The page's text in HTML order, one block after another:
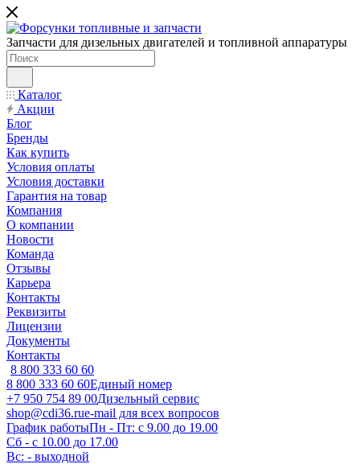
Запчасти для дизельных двигателей и топливной аппаратуры
Каталог
Акции
Блог
Бренды
Как купить
Условия оплаты
Условия доставки
Гарантия на товар
Компания
О компании
Новости
Команда
Отзывы
Карьера
Контакты
Реквизиты
Лицензии
Документы
Контакты
8 800 333 60 60
8 800 333 60 60Единый номер
+7 950 754 89 00Дизельный сервис
shop@cdi36.rue-mail для всех вопросов
График работыПн - Пт: с 9.00 до 19.00
Сб - с 10.00 до 17.00
Вс: - выходной